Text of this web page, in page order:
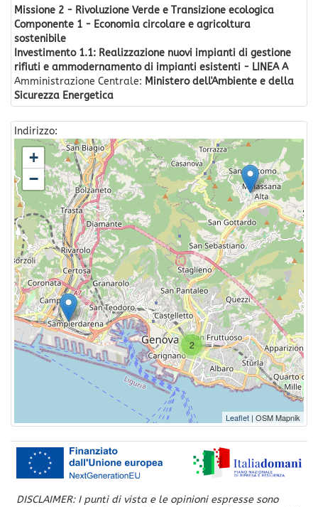
Missione 2 - Rivoluzione Verde e Transizione ecologica
Componente 1 - Economia circolare e agricoltura
sostenibile
Investimento 1.1: Realizzazione nuovi impianti di gestione
rifiuti e ammodernamento di impianti esistenti - LINEA A
Amministrazione Centrale: Ministero dell'Ambiente e della
Sicurezza Energetica
Indirizzo:
2
+
−
Leaflet | OSM Mapnik
DISCLAIMER: I punti di vista e le opinioni espresse sono